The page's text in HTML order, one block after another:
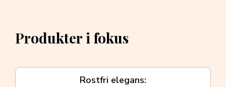
Produkter i fokus
Rostfri elegans